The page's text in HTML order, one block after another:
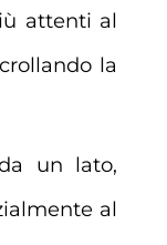
attenti al
la
un lato,
al